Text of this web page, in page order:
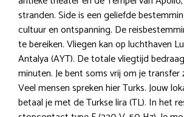
stranden. Side is een geliefde
cultuur en ontspanning. De
te bereiken. Vliegen kan op luchthaven
Antalya (AYT). De totale vliegtijd
minuten. Je bent soms vrij om je transfer
Veel mensen spreken hier Turks. Jouw
betaal je met de Turkse lira (TL). In het